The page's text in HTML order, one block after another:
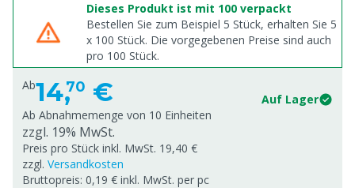
Dieses Produkt ist mit 100 verpackt
Bestellen Sie zum Beispiel 5 Stück, erhalten Sie 5
x 100 Stück. Die vorgegebenen Preise sind auch
pro 100 Stück.
Ab14,70 €
Auf Lager
Ab Abnahmemenge von 10 Einheiten
zzgl. 19% MwSt.
Preis pro Stück inkl. MwSt. 19,40 €
zzgl. Versandkosten
Bruttopreis: 0,19 € inkl. MwSt. per pc